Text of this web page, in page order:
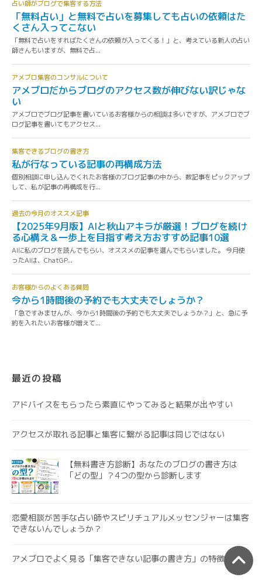
最近の投稿
アドバイスをもらったら素直にやってみると結果が出やすい
アクセスが取れる記事と集客に繋がる記事は同じではない
【無料書き方診断】あなたのブログの書き方は
「どの型」？4つの型から診断します
恋愛相談が苦手な占い師やスピリチュアルメッセンジャーは集客
できないんでしょうか？
アメブロでよく見る「集客できない記事の書き方」の特徴